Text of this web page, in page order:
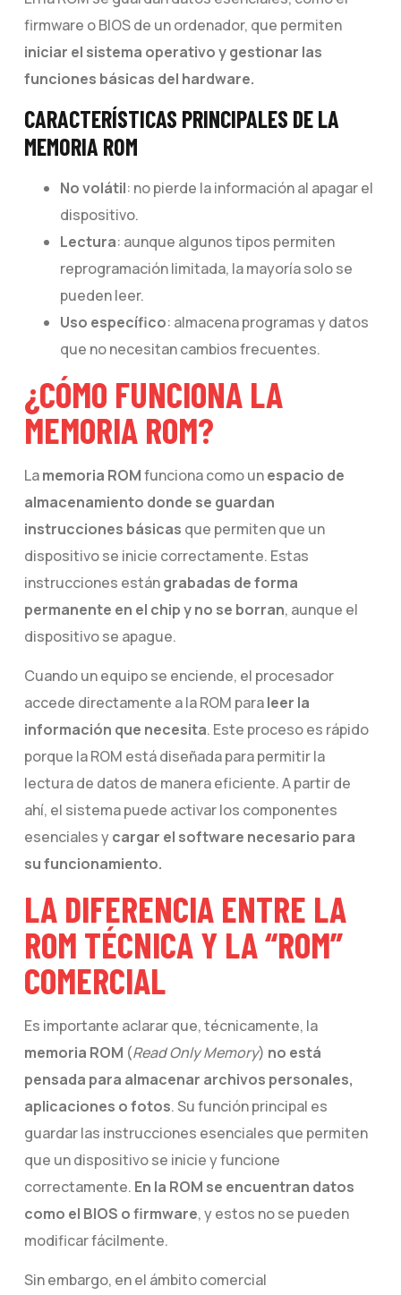
firmware o BIOS de un ordenador, que permiten
iniciar el sistema operativo y gestionar las
funciones básicas del hardware.
CARACTERÍSTICAS PRINCIPALES DE LA
MEMORIA ROM
No volátil: no pierde la información al apagar el
dispositivo.
Lectura: aunque algunos tipos permiten
reprogramación limitada, la mayoría solo se
pueden leer.
Uso específico: almacena programas y datos
que no necesitan cambios frecuentes.
¿CÓMO FUNCIONA LA
MEMORIA ROM?
Lamemoria ROMfunciona como unespacio de
almacenamiento donde se guardan
instrucciones básicas que permiten que un
dispositivo se inicie correctamente. Estas
instrucciones estángrabadas de forma
permanente en el chip y no se borran, aunque el
dispositivo se apague.
Cuando un equipo se enciende, el procesador
accede directamente a la ROM paraleer la
información que necesita. Este proceso es rápido
porque la ROM está diseñada para permitir la
lectura de datos de manera eficiente. A partir de
ahí, el sistema puede activar los componentes
esenciales ycargar el software necesario para
su funcionamiento.
LA DIFERENCIA ENTRE LA
ROM TÉCNICA Y LA “ROM”
COMERCIAL
Es importante aclarar que, técnicamente, la
memoria ROM (Read Only Memory) no está
pensada para almacenar archivos personales,
aplicaciones o fotos. Su función principal es
guardar las instrucciones esenciales que permiten
que un dispositivo se inicie y funcione
correctamente. En la ROM se encuentran datos
como el BIOS o firmware, y estos no se pueden
modificar fácilmente.
Sin embargo, en el ámbito comercial